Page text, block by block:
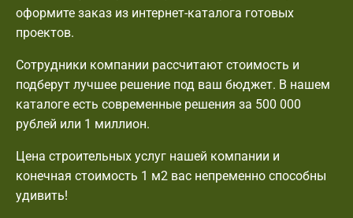
оформите заказ из интернет-каталога готовых
проектов.
Сотрудники компании рассчитают стоимость и
подберут лучшее решение под ваш бюджет. В нашем
каталоге есть современные решения за 500 000
рублей или 1 миллион.
Цена строительных услуг нашей компании и
конечная стоимость 1 м2 вас непременно способны
удивить!